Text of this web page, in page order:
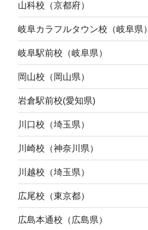
山科校（京都府）
岐阜カラフルタウン校（岐阜県）
岐阜駅前校（岐阜県）
岡山校（岡山県）
岩倉駅前校(愛知県)
川口校（埼玉県）
川崎校（神奈川県）
川越校（埼玉県）
広尾校（東京都）
広島本通校（広島県）